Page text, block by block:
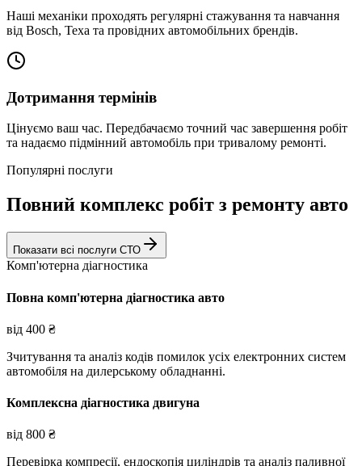
Наші механіки проходять регулярні стажування та навчання
від Bosch, Texa та провідних автомобільних брендів.
Дотримання термінів
Цінуємо ваш час. Передбачаємо точний час завершення робіт
та надаємо підмінний автомобіль при тривалому ремонті.
Популярні послуги
Повний комплекс робіт з ремонту авто
Показати всі послуги СТО
Комп'ютерна діагностика
Повна комп'ютерна діагностика авто
від 400 ₴
Зчитування та аналіз кодів помилок усіх електронних систем
автомобіля на дилерському обладнанні.
Комплексна діагностика двигуна
від 800 ₴
Перевірка компресії, ендоскопія циліндрів та аналіз паливної